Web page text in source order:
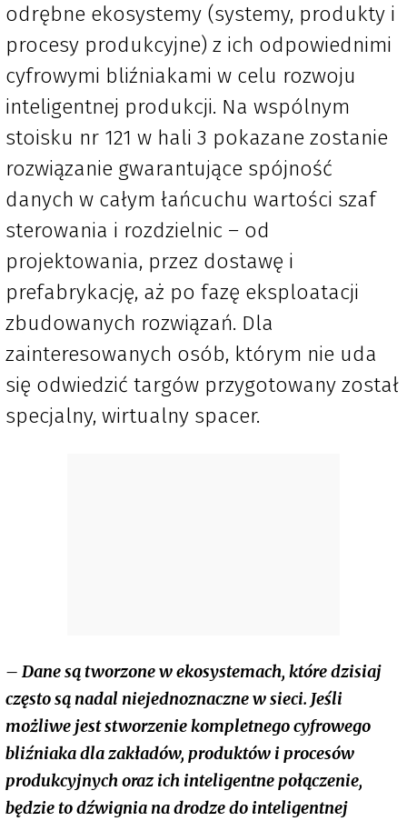
odrębne ekosystemy (systemy, produkty i
procesy produkcyjne) z ich odpowiednimi
cyfrowymi bliźniakami w celu rozwoju
inteligentnej produkcji. Na wspólnym
stoisku nr 121 w hali 3 pokazane zostanie
rozwiązanie gwarantujące spójność
danych w całym łańcuchu wartości szaf
sterowania i rozdzielnic – od
projektowania, przez dostawę i
prefabrykację, aż po fazę eksploatacji
zbudowanych rozwiązań. Dla
zainteresowanych osób, którym nie uda
się odwiedzić targów przygotowany został
specjalny, wirtualny spacer.
– Dane są tworzone w ekosystemach, które dzisiaj
często są nadal niejednoznaczne w sieci. Jeśli
możliwe jest stworzenie kompletnego cyfrowego
bliźniaka dla zakładów, produktów i procesów
produkcyjnych oraz ich inteligentne połączenie,
będzie to dźwignia na drodze do inteligentnej